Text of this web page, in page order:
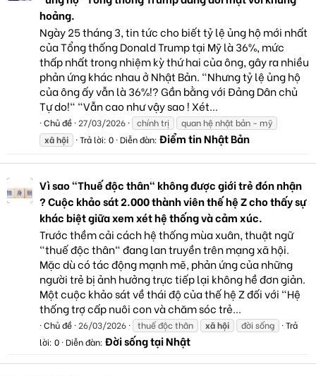
hoảng.
Ngày 25 tháng 3, tin tức cho biết tỷ lệ ủng hộ mới nhất
của Tổng thống Donald Trump tại Mỹ là 36%, mức
thấp nhất trong nhiệm kỳ thứ hai của ông, gây ra nhiều
phản ứng khác nhau ở Nhật Bản. "Nhưng tỷ lệ ủng hộ
của ông ấy vẫn là 36%!? Gần bằng với Đảng Dân chủ
Tự do!" "Vẫn cao như vậy sao ! Xét...
Chủ đề 27/03/2026 chính trị
quan hệ nhật bản - mỹ
xãhội Trả lời: 0 Diễn đàn: Điểm tin Nhật Bản
Vì sao "Thuế độc thân" không được giới trẻ đón nhận
? Cuộc khảo sát 2.000 thành viên thế hệ Z cho thấy sự
khác biệt giữa xem xét hệ thống và cảm xúc.
Trước thềm cải cách hệ thống mùa xuân, thuật ngữ
"thuế độc thân" đang lan truyền trên mạng xã hội.
Mặc dù có tác động mạnh mẽ, phản ứng của những
người trẻ bị ảnh hưởng trực tiếp lại không hề đơn giản.
Một cuộc khảo sát về thái độ của thế hệ Z đối với "Hệ
thống trợ cấp nuôi con và chăm sóc trẻ...
Chủ đề 26/03/2026 thuế độc thân xãhội đời sống
Trả
lời: 0 Diễn đàn: Đời sống tại Nhật